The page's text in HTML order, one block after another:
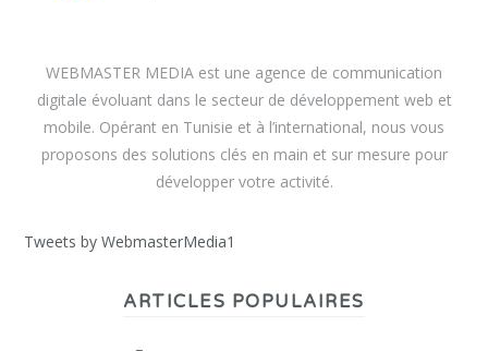
WEBMASTER MEDIA est une agence de communication
digitale évoluant dans le secteur de développement web et
mobile. Opérant en Tunisie et à l’international, nous vous
proposons des solutions clés en main et sur mesure pour
développer votre activité.
Tweets by WebmasterMedia1
ARTICLES POPULAIRES